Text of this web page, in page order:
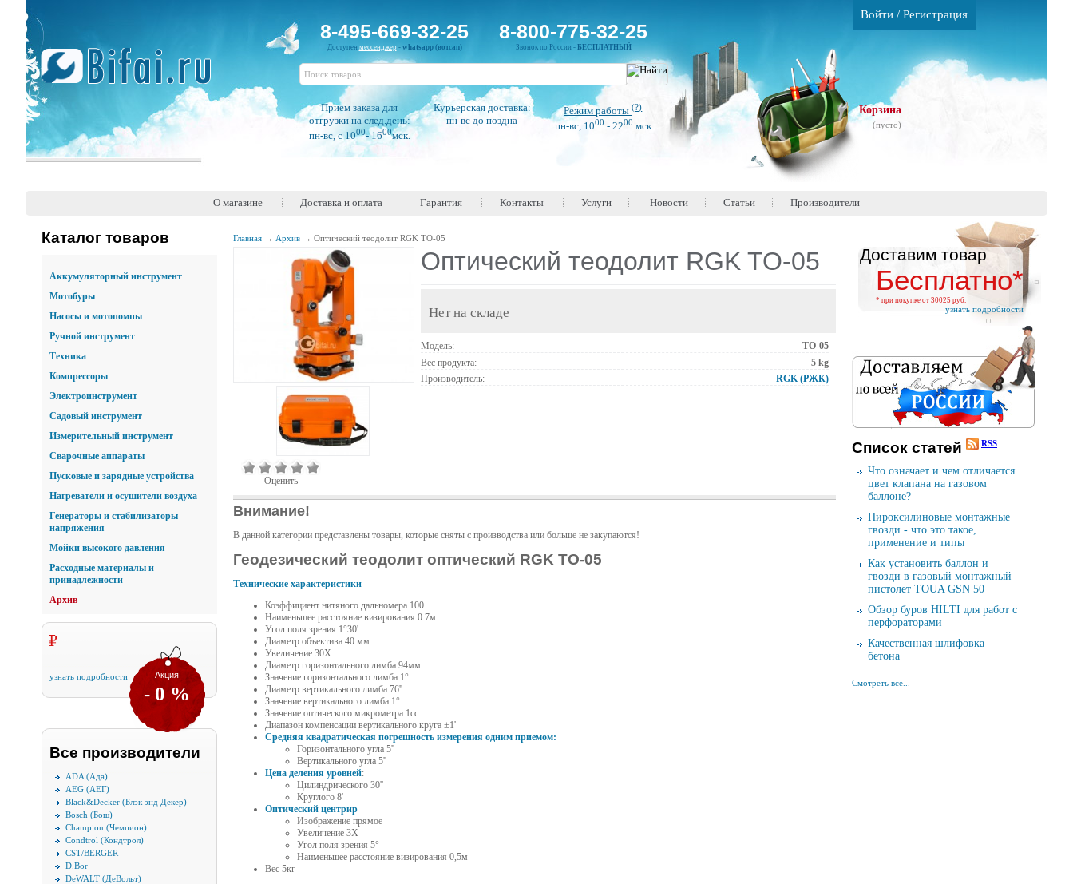
Войти /Регистрация
8-495-669-32-25
Доступен мессенджер- whatsapp (вотсап)
8-800-775-32-25
Звонок по России - БЕСПЛАТНЫЙ
Прием заказа для
отгрузки на след.день:
пн-вс, c 1000- 1600мск.
Курьерская доставка:
пн-вс до поздна
Режим работы(?):
пн-вс, 1000 - 2200 мск.
Корзина
(пусто)
О магазине Доставка и оплата Гарантия Контакты Услуги Новости Статьи Производители
Каталог товаров
Аккумуляторный инструмент
Мотобуры
Насосы и мотопомпы
Ручной инструмент
Техника
Компрессоры
Электроинструмент
Садовый инструмент
Измерительный инструмент
Сварочные аппараты
Пусковые и зарядные устройства
Нагреватели и осушители воздуха
Генераторы и стабилизаторы
напряжения
Мойки высокого давления
Расходные материалы и
принадлежности
Архив
Акция
- 0 %
узнать подробности
Все производители
ADA (Ада)
AEG (АЕГ)
Black&Decker (Блэк энд Декер)
Bosch (Бош)
Champion (Чемпион)
Condtrol (Кондтрол)
CST/BERGER
D.Bor
DeWALT (ДеВольт)
Главная → Архив → Оптический теодолит RGK TO-05
Оценить
Оптический теодолит RGK TO-05
Нет на складе
Модель:
TO-05
Вес продукта:
5 kg
Производитель:
RGK (РЖК)
Внимание!
В данной категории представлены товары, которые сняты с производства или больше не закупаются!
Геодезический теодолит оптический RGK TO-05
Технические характеристики
Коэффициент нитяного дальномера 100
Наименьшее расстояние визирования 0.7м
Угол поля зрения 1°30'
Диаметр объектива 40 мм
Увеличение 30Х
Диаметр горизонтального лимба 94мм
Значение горизонтального лимба 1°
Диаметр вертикального лимба 76''
Значение вертикального лимба 1°
Значение оптического микрометра 1cc
Диапазон компенсации вертикального круга ±1'
Средняя квадратическая погрешность измерения одним приемом:
Горизонтального угла 5''
Вертикального угла 5''
Цена деления уровней:
Цилиндрического 30''
Круглого 8'
Оптический центрир
Изображение прямое
Увеличение 3Х
Угол поля зрения 5°
Наименьшее расстояние визирования 0,5м
Вес 5кг
Доставим товар
Бесплатно*
* при покупке от 30025 руб.
узнать подробности
Cписок cтатей RSS
Что означает и чем отличается
цвет клапана на газовом
баллоне?
Пироксилиновые монтажные
гвозди - что это такое,
применение и типы
Как установить баллон и
гвозди в газовый монтажный
пистолет TOUA GSN 50
Обзор буров HILTI для работ с
перфораторами
Качественная шлифовка
бетона
Смотреть все...